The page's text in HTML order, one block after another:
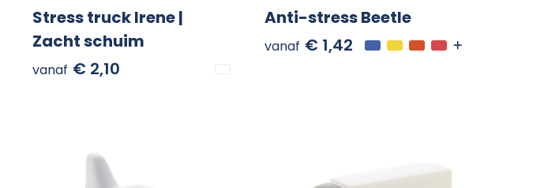
Stress truck Irene |
Zacht schuim
vanaf € 2,10
Anti-stress Beetle
vanaf € 1,42